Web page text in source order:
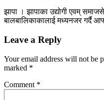
झापा । झापाका उद्योगी एवम्
बालबालिकाकालाई मध्यनजर गर्दै
Leave a Reply
Your email address will not be
marked *
Comment *